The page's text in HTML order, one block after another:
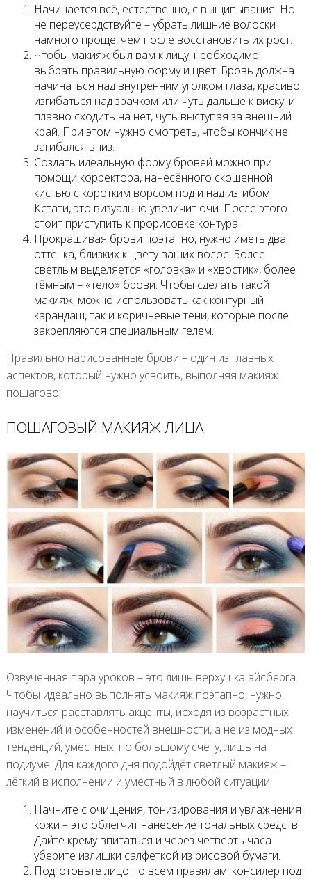
Начинается всё, естественно, с выщипывания. Но
не переусердствуйте – убрать лишние волоски
намного проще, чем после восстановить их рост.
Чтобы макияж был вам к лицу, необходимо
выбрать правильную форму и цвет. Бровь должна
начинаться над внутренним уголком глаза, красиво
изгибаться над зрачком или чуть дальше к виску, и
плавно сходить на нет, чуть выступая за внешний
край. При этом нужно смотреть, чтобы кончик не
загибался вниз.
Создать идеальную форму бровей можно при
помощи корректора, нанесённого скошенной
кистью с коротким ворсом под и над изгибом.
Кстати, это визуально увеличит очи. После этого
стоит приступить к прорисовке контура.
Прокрашивая брови поэтапно, нужно иметь два
оттенка, близких к цвету ваших волос. Более
светлым выделяется «головка» и «хвостик», более
тёмным – «тело» брови. Чтобы сделать такой
макияж, можно использовать как контурный
карандаш, так и коричневые тени, которые после
закрепляются специальным гелем.
Правильно нарисованные брови – один из главных
аспектов, который нужно усвоить, выполняя макияж
пошагово.
ПОШАГОВЫЙ МАКИЯЖ ЛИЦА
Озвученная пара уроков – это лишь верхушка айсберга.
Чтобы идеально выполнять макияж поэтапно, нужно
научиться расставлять акценты, исходя из возрастных
изменений и особенностей внешности, а не из модных
тенденций, уместных, по большому счёту, лишь на
подиуме. Для каждого дня подойдёт светлый макияж –
лёгкий в исполнении и уместный в любой ситуации.
Начните с очищения, тонизирования и увлажнения
кожи – это облегчит нанесение тональных средств.
Дайте крему впитаться и через четверть часа
уберите излишки салфеткой из рисовой бумаги.
Подготовьте лицо по всем правилам: консилер под